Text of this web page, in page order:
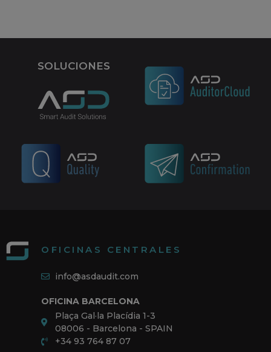
SOLUCIONES
OFICINAS CENTRALES
info@asdaudit.com
OFICINA BARCELONA
Plaça Gal·la Placídia 1-3
08006 - Barcelona - SPAIN
+34 93 764 87 07